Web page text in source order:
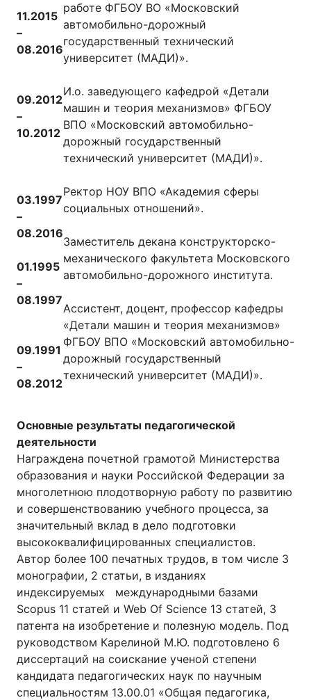
11.2015
–
08.2016
работе ФГБОУ ВО «Московский
автомобильно-дорожный
государственный технический
университет (МАДИ)».
09.2012
–
10.2012
03.1997
–
08.2016
01.1995
–
08.1997
09.1991
–
08.2012
И.о. заведующего кафедрой «Детали
машин и теория механизмов» ФГБОУ
ВПО «Московский автомобильно-
дорожный государственный
технический университет (МАДИ)».
Ректор НОУ ВПО «Академия сферы
социальных отношений».
Заместитель декана конструкторско-
механического факультета Московского
автомобильно-дорожного института.
Ассистент, доцент, профессор кафедры
«Детали машин и теория механизмов»
ФГБОУ ВПО «Московский автомобильно-
дорожный государственный
технический университет (МАДИ)».
Основные результаты педагогической
деятельности
Награждена почетной грамотой Министерства
образования и науки Российской Федерации за
многолетнюю плодотворную работу по развитию
и совершенствованию учебного процесса, за
значительный вклад в дело подготовки
высококвалифицированных специалистов.
Автор более 100 печатных трудов, в том числе 3
монографии, 2 статьи, в изданиях
индексируемых международными базами
Scopus 11 статей и Web Of Science 13 статей, 3
патента на изобретение и полезную модель. Под
руководством Карелиной М.Ю. подготовлено 6
диссертаций на соискание ученой степени
кандидата педагогических наук по научным
специальностям 13.00.01 «Общая педагогика,